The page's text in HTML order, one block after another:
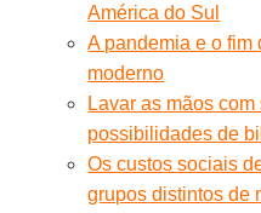
América do Sul
A pandemia e o
moderno
Lavar as mãos
possibilidades de
Os custos sociais
grupos distintos de